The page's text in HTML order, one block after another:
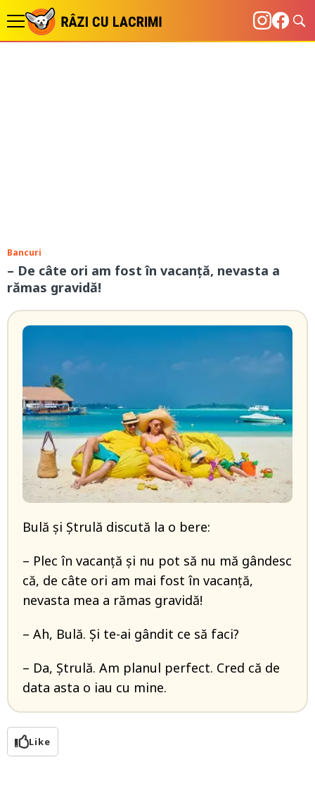
Bancuri
– De câte ori am fost în vacanță, nevasta a
rămas gravidă!
Bulă și Ștrulă discută la o bere:
– Plec în vacanță și nu pot să nu mă gândesc
că, de câte ori am mai fost în vacanță,
nevasta mea a rămas gravidă!
– Ah, Bulă. Și te-ai gândit ce să faci?
– Da, Ștrulă. Am planul perfect. Cred că de
data asta o iau cu mine.
Like